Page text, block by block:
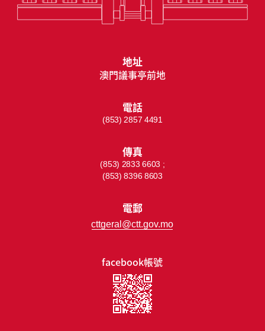
facebook帳號
地址
澳門議事亭前地
電話
(853) 2857 4491
傳真
(853) 2833 6603 ;
(853) 8396 8603
電郵
cttgeral@ctt.gov.mo